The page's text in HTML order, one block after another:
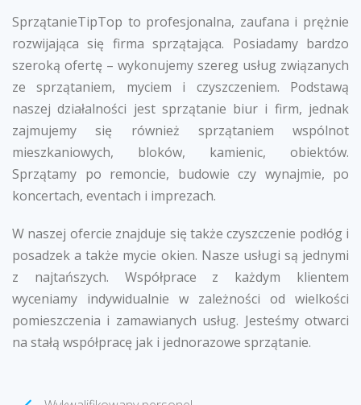
SprzątanieTipTop to profesjonalna, zaufana i prężnie
rozwijająca się firma sprzątająca. Posiadamy bardzo
szeroką ofertę – wykonujemy szereg usług związanych
ze sprzątaniem, myciem i czyszczeniem. Podstawą
naszej działalności jest sprzątanie biur i firm, jednak
zajmujemy się również sprzątaniem wspólnot
mieszkaniowych, bloków, kamienic, obiektów.
Sprzątamy po remoncie, budowie czy wynajmie, po
koncertach, eventach i imprezach.
W naszej ofercie znajduje się także czyszczenie podłóg i
posadzek a także mycie okien. Nasze usługi są jednymi
z najtańszych. Współprace z każdym klientem
wyceniamy indywidualnie w zależności od wielkości
pomieszczenia i zamawianych usług. Jesteśmy otwarci
na stałą współpracę jak i jednorazowe sprzątanie.